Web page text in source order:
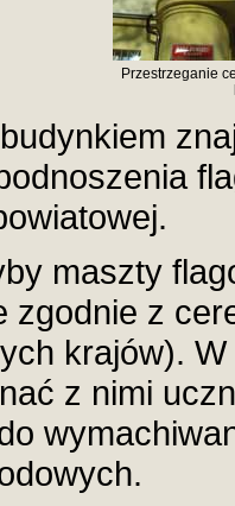
Przestrzeganie
maszty
zgodnie z
krajów).
z nimi